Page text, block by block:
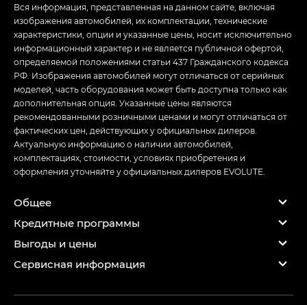
Вся информация, представленная на данном сайте, включая
изображения автомобилей, их комплектации, технические
характеристики, опции и указанные цены, носит исключительно
информационный характер и не является публичной офертой,
определяемой положениями статьи 437 Гражданского кодекса
РФ. Изображения автомобилей могут отличаться от серийных
моделей, часть оборудования может быть доступна только как
дополнительная опция. Указанные цены являются
рекомендованными розничными ценами и могут отличаться от
фактических цен, действующих у официальных дилеров.
Актуальную информацию о наличии автомобилей,
комплектациях, стоимости, условиях приобретения и
оформления уточняйте у официальных дилеров EVOLUTE.
Общее
Кредитные программы
Выгоды и цены
Сервисная информация